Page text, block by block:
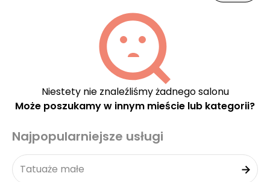
Niestety nie znaleźliśmy żadnego salonu
Może poszukamy w innym mieście lub kategorii?
Najpopularniejsze usługi
Tatuaże małe